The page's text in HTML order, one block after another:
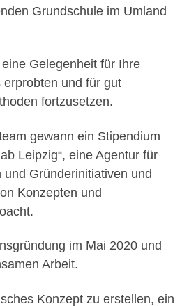
Grundschule im Umland
Gelegenheit für Ihre
und für gut
fortzusetzen.
gewann ein Stipendium
Leipzig“, eine Agentur für
Gründerinitiativen und
Konzepten und
im Mai 2020 und
Arbeit.
Konzept zu erstellen, ein